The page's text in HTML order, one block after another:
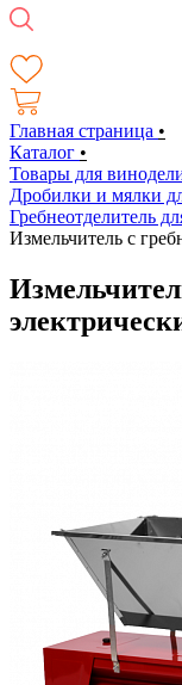
Главная страница •
Каталог •
Товары для
Дробилки и мялки
Гребнеотделитель
Измельчитель с